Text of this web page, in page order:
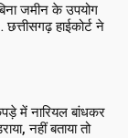
जमीन के उपयोग
हाईकोर्ट ने
में नारियल बांधकर
नहीं बताया तो